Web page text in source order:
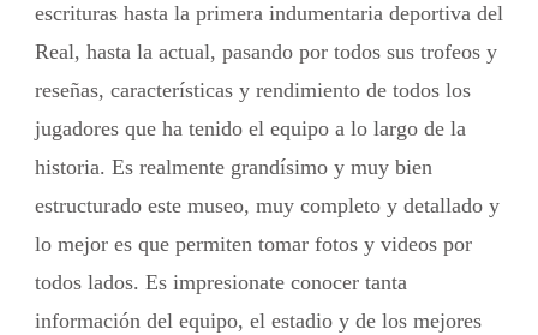
escrituras hasta la primera indumentaria deportiva del
Real, hasta la actual, pasando por todos sus trofeos y
reseñas, características y rendimiento de todos los
jugadores que ha tenido el equipo a lo largo de la
historia. Es realmente grandísimo y muy bien
estructurado este museo, muy completo y detallado y
lo mejor es que permiten tomar fotos y videos por
todos lados. Es impresionate conocer tanta
información del equipo, el estadio y de los mejores